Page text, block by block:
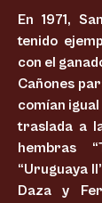
En 1971,
tenido
con el
Cañones
comían
traslada a
hembras
“Uruguaya
Daza y